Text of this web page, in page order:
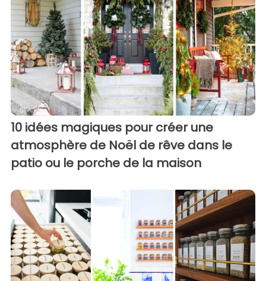
10 idées magiques pour créer une
atmosphère de Noël de rêve dans le
patio ou le porche de la maison